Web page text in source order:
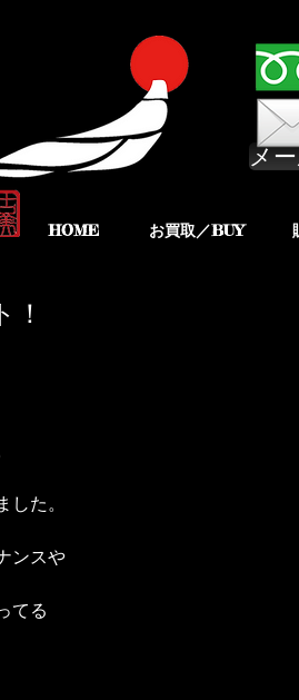
HOME お買取／BUY
メ
！
した。
ンスや
てる